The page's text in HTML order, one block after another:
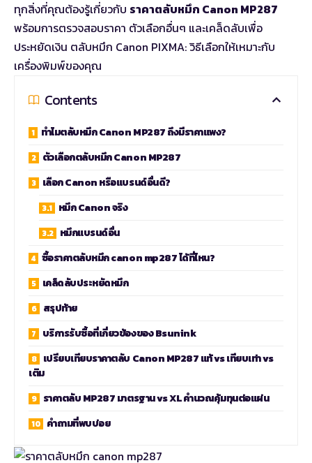
ทุกสิ่งที่คุณต้องรู้เกี่ยวกับ ราคาตลับหมึก Canon MP287
พร้อมการตรวจสอบราคา ตัวเลือกอื่นๆ และเคล็ดลับเพื่อ
ประหยัดเงิน ตลับหมึก Canon PIXMA: วิธีเลือกให้เหมาะกับ
เครื่องพิมพ์ของคุณ
Contents
ทำไมตลับหมึก Canon MP287 ถึงมีราคาแพง?
ตัวเลือกตลับหมึก Canon MP287
เลือก Canon หรือแบรนด์อื่นดี?
หมึก Canon จริง
หมึกแบรนด์อื่น
ซื้อราคาตลับหมึก canon mp287 ได้ที่ไหน?
เคล็ดลับประหยัดหมึก
สรุปท้าย
บริการรับซื้อที่เกี่ยวข้องของ Bsunink
เปรียบเทียบราคาตลับ Canon MP287 แท้ vs เทียบเท่า vs
เติม
ราคาตลับ MP287 มาตรฐาน vs XL คำนวณคุ้มทุนต่อแผ่น
คำถามที่พบบ่อย